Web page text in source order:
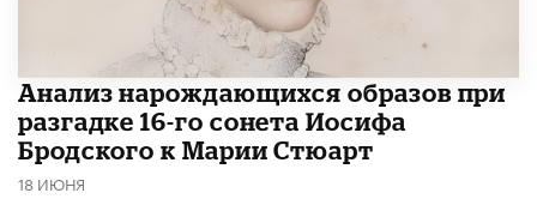
Анализ нарождающихся образов при
разгадке 16-го сонета Иосифа
Бродского к Марии Стюарт
18 ИЮНЯ